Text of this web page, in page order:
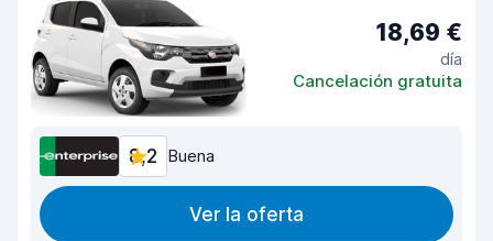
18,69 €
día
Cancelación gratuita
8,2 Buena
Ver la oferta